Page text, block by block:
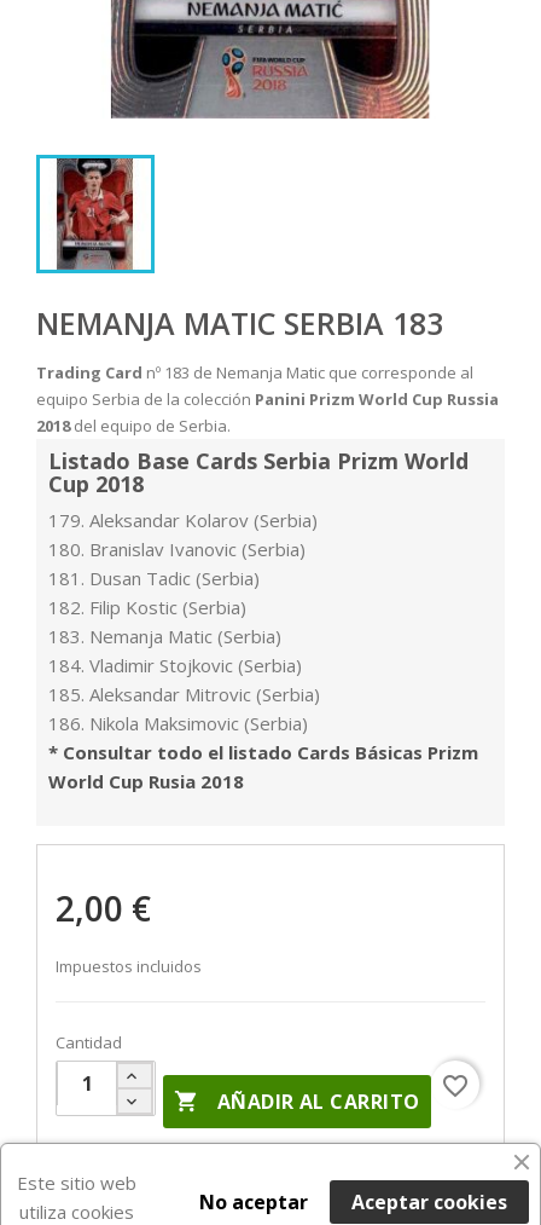
NEMANJA MATIC SERBIA 183
Trading Card nº 183 de Nemanja Matic que corresponde al
equipo Serbia de la colección Panini Prizm World Cup Russia
2018del equipo de Serbia.
Listado Base Cards Serbia Prizm World
Cup 2018
179. Aleksandar Kolarov (Serbia)
180. Branislav Ivanovic (Serbia)
181. Dusan Tadic (Serbia)
182. Filip Kostic (Serbia)
183. Nemanja Matic (Serbia)
184. Vladimir Stojkovic (Serbia)
185. Aleksandar Mitrovic (Serbia)
186. Nikola Maksimovic (Serbia)
* Consultar todo el listado Cards Básicas Prizm
World Cup Rusia 2018
2,00 €
Impuestos incluidos
Cantidad
 AÑADIR AL CARRITO
favorite_border

Este sitio web
utiliza cookies
Aceptar cookies
No aceptar